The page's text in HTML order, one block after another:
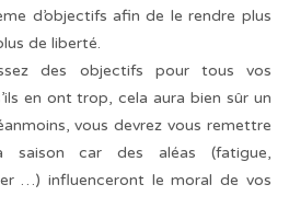
d’objectifs afin de le rendre plus
de liberté.
des objectifs pour tous vos
en ont trop, cela aura bien sûr un
vous devrez vous remettre
saison car des aléas (fatigue,
…) influenceront le moral de vos